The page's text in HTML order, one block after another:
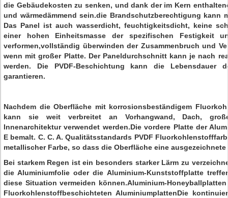
die Gebäudekosten zu senken, und dank der im Kern
und wärmedämmend sein.die Brandschutzberechtigung kann
Das Panel ist auch wasserdicht, feuchtigkeitsdicht, keine
einer hohen Einheitsmasse der spezifischen Festigkeit
verformen,vollständig überwinden der Zusammenbruch und
wenn mit großer Platte. Der Paneldurchschnitt kann je nach
werden. Die PVDF-Beschichtung kann die Lebensdauer
garantieren.
Nachdem die Oberfläche mit korrosionsbeständigem
kann sie weit verbreitet an Vorhangwand, Dach,
Innenarchitektur verwendet werden.Die vordere Platte der
E bemalt. C. C. A. Qualitätsstandards PVDF
metallischer Farbe, so dass die Oberfläche eine
Bei starkem Regen ist ein besonders starker Lärm zu
die Aluminiumfolie oder die Aluminium-Kunststoffplatte
diese Situation vermeiden können.Aluminium-
Fluorkohlenstoffbeschichteten AluminiumplattenDie